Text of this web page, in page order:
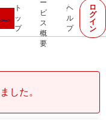
ト
ッ
プ
ー
ビ
ス
概
要
ヘ
ル
プ
ロ
グ
イ
ン
した。